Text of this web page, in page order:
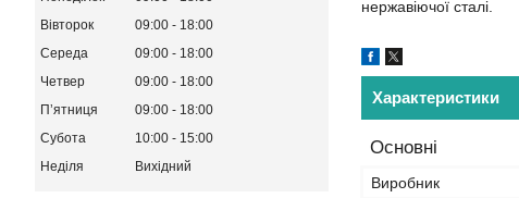
нержавіючої сталі.
Характеристики
Основні
Виробник
Вівторок
09:00
18:00
Середа
09:00
18:00
Четвер
09:00
18:00
Пʼятниця
09:00
18:00
Субота
10:00
15:00
Неділя
Вихідний